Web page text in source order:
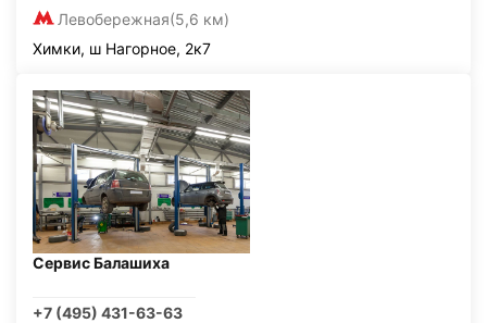
Левобережная(5,6 км)
Химки, ш Нагорное, 2к7
Сервис Балашиха
+7 (495) 431-63-63